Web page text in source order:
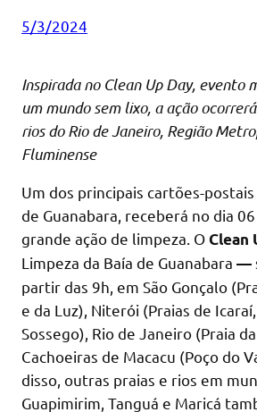
5/3/2024
Inspirada no Clean Up Day, evento
um mundo sem lixo, a ação
rios do Rio de Janeiro, Região
Fluminense
Um dos principais cartões-postais
de Guanabara, receberá no dia
grande ação de limpeza. OClean
Limpeza da Baía de Guanabara —
partir das 9h, em São Gonçalo
e da Luz), Niterói (Praias de
Sossego), Rio de Janeiro (Praia
Cachoeiras de Macacu (Poço do
disso, outras praias e rios em
Guapimirim, Tanguá e Maricá